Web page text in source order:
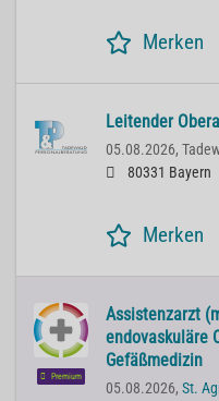
Merken
Leitender
05.08.2026,
80331 Bayern
Merken
Premium
Assistenzarzt
endovaskuläre
Gefäßmedizin
05.08.2026, St.